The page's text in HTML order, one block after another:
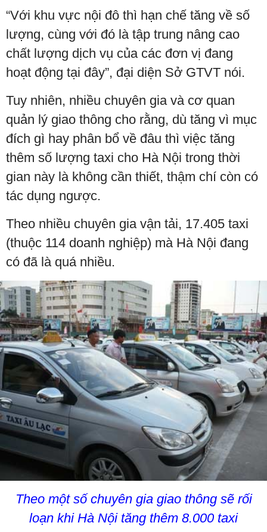
“Với khu vực nội đô thì hạn chế tăng về số
lượng, cùng với đó là tập trung nâng cao
chất lượng dịch vụ của các đơn vị đang
hoạt động tại đây”, đại diện Sở GTVT nói.
Tuy nhiên, nhiều chuyên gia và cơ quan
quản lý giao thông cho rằng, dù tăng vì mục
đích gì hay phân bổ về đâu thì việc tăng
thêm số lượng taxi cho Hà Nội trong thời
gian này là không cần thiết, thậm chí còn có
tác dụng ngược.
Theo nhiều chuyên gia vận tải, 17.405 taxi
(thuộc 114 doanh nghiệp) mà Hà Nội đang
có đã là quá nhiều.
Theo một số chuyên gia giao thông sẽ rối
loạn khi Hà Nội tăng thêm 8.000 taxi